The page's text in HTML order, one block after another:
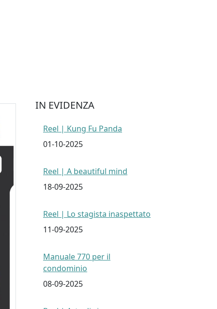
IN EVIDENZA
Reel | Kung Fu Panda
01-10-2025
Reel | A beautiful mind
18-09-2025
Reel | Lo stagista inaspettato
11-09-2025
Manuale 770 per il
condominio
08-09-2025